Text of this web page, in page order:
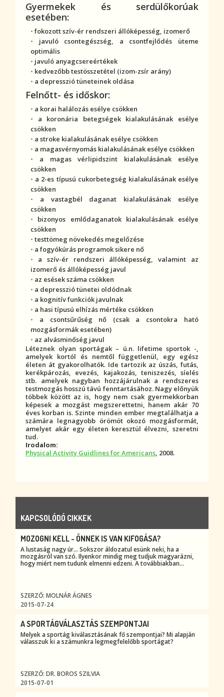
Gyermekek és serdülőkorúak
esetében:
fokozott szív-ér rendszeri állóképesség, izomerő
javuló csontegészség, a csontfejlődés üteme
optimális
javuló anyagcsereértékek
kedvezőbb testösszetétel (izom-zsír arány)
a depressziótüneteinek oldása
Felnőtt- és időskor:
a korai halálozás esélye csökken
a koronária betegségek kialakulásának esélye
csökken
a stroke kialakulásának esélye csökken
a magasvérnyomás kialakulásának esélye csökken
a magas vérlipidszint kialakulásának esélye
csökken
a 2-es típusú cukorbetegség kialakulásának esélye
csökken
a vastagbél daganat kialakulásának esélye
csökken
bizonyos emlődaganatok kialakulásának esélye
csökken
testtömeg növekedés megelőzése
a fogyókúrás programok sikere nő
a szív-ér rendszeri állóképesség, valamint az
izomerő és állóképesség javul
az esések száma csökken
a depressziótünetei oldódnak
a kognitív funkciók javulnak
a hasi típusú elhízás mértéke csökken
a csontsűrűség nő (csak a csontokra ható
mozgásformák esetében)
az alvásminőség javul
Léteznek olyan sportágak – ú.n. lifetime sportok -,
amelyek kortól és nemtől függetlenül, egy egész
életen át gyakorolhatók. Ide tartozik az úszás, futás,
kerékpározás, evezés, kajakozás, teniszezés, síelés
stb. amelyek nagyban hozzájárulnak a rendszeres
testmozgás hosszú távú fenntartásához. Nagy előnyük
többek között az is, hogy nem csak gyermekkorban
képesek a mozgást megszerettetni, hanem akár 70
éves korban is. Szinte minden ember megtalálhatja a
számára legnagyobb örömöt okozó mozgásformát,
amelyet akár egy életen keresztül élvezni, szeretni
tud.
Irodalom:
Physical Activity Guidlines for Americans, 2008.
KAPCSOLÓDÓ CIKKEK
MOZOGNI KELL - ÖNNEK IS VAN KIFOGÁSA?
A lustaság nagy úr... Sokszor áldozatul esünk neki, ha a
mozgásról van szó. Ilyenkor mindig meg tudjuk magyarázni,
hogy miért nem tudunk elmenni edzeni. A továbbiakban...
SZERZŐ: MOLNÁR ÁGNES
2015-07-24
A SPORTÁGVÁLASZTÁS SZEMPONTJAI
Melyek a sportág kiválasztásának fő szempontjai? Mi alapján
válasszuk ki a számunkra legmegfelelőbb sportágat?
SZERZŐ: DR. BOROS SZILVIA
2015-07-01